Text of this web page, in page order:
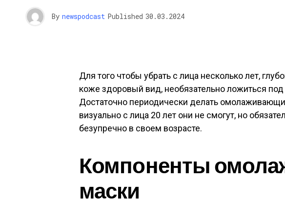
By newspodcast Published 30.03.2024
Для того чтобы убрать с лица несколько лет,
коже здоровый вид, необязательно ложиться под
Достаточно периодически делать
визуально с лица 20 лет они не смогут, но
безупречно в своем возрасте.
Компоненты
маски